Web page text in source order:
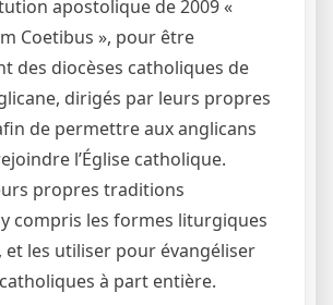
apostolique de 2009 «
Coetibus », pour être
des diocèses catholiques de
dirigés par leurs propres
de permettre aux anglicans
l’Église catholique.
propres traditions
compris les formes liturgiques
et les utiliser pour évangéliser
à part entière.